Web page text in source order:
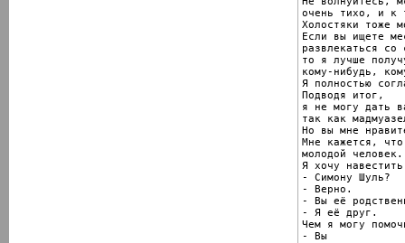
очень тихо, и к
Холостяки тоже
Если вы ищете
развлекаться
то я лучше
кому-нибудь,
Я полностью
Подводя итог,
я не могу дать
так как
Но вы мне
Мне кажется,
молодой человек.
Я хочу
- Симону Шуль?
- Верно.
- Вы её
- Я её друг.
Чем я могу
- Вы